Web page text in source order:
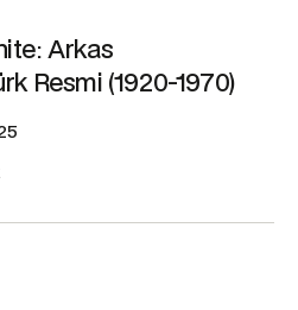
Arkas
Resmi (1920-1970)